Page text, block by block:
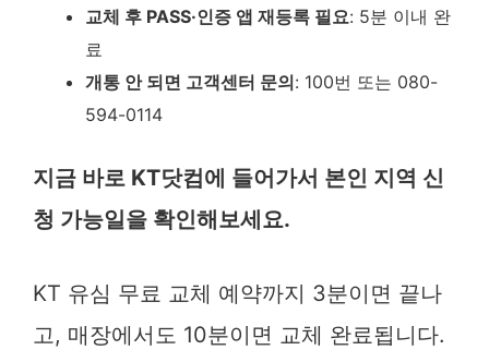
교체 후 PASS·인증 앱 재등록 필요: 5분 이내 완
료
개통 안 되면 고객센터 문의: 100번 또는 080-
594-0114
지금 바로 KT닷컴에 들어가서 본인 지역 신
청 가능일을 확인해보세요.
KT 유심 무료 교체 예약까지 3분이면 끝나
고, 매장에서도 10분이면 교체 완료됩니다.